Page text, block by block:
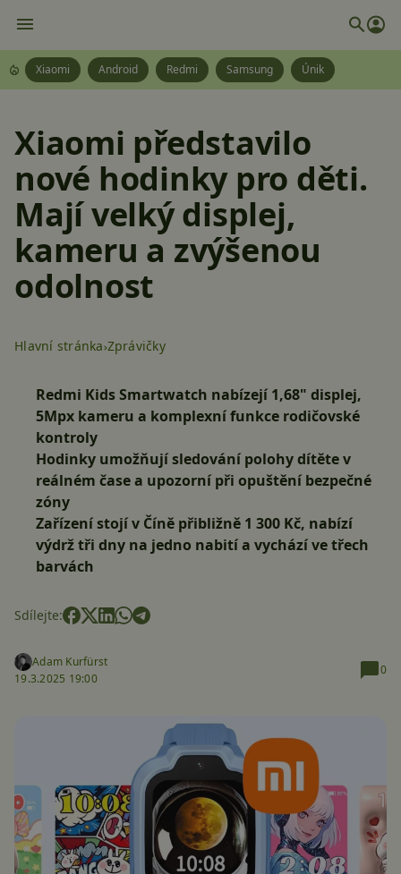
Xiaomi Android Redmi Samsung Únik
Xiaomi představilo
nové hodinky pro děti.
Mají velký displej,
kameru a zvýšenou
odolnost
Hlavní stránka Zprávičky
Redmi Kids Smartwatch nabízejí 1,68" displej,
5Mpx kameru a komplexní funkce rodičovské
kontroly
Hodinky umožňují sledování polohy dítěte v
reálném čase a upozorní při opuštění bezpečné
zóny
Zařízení stojí v Číně přibližně 1 300 Kč, nabízí
výdrž tři dny na jedno nabití a vychází ve třech
barvách
Sdílejte:
Adam Kurfürst
19.3.2025 19:00
0